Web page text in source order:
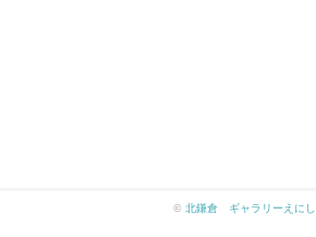
© 北鎌倉 ギャラリーえにし